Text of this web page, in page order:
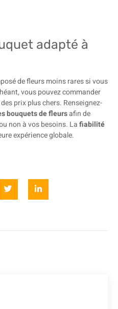
adapté à
de fleurs moins rares si vous
vous pouvez commander
prix plus chers. Renseignez-
bouquets defleursafin de
non à vos besoins. Lafiabilité
expérience globale.